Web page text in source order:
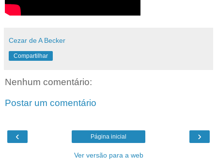
Cezar de A Becker
Compartilhar
Nenhum comentário:
Postar um comentário
‹ ›
Página inicial
Ver versão para a web